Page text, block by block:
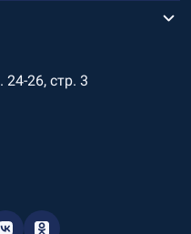
24-26, стр. 3